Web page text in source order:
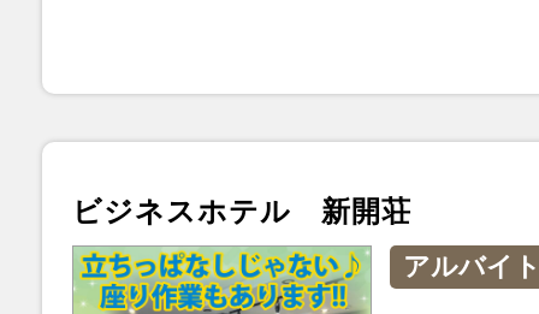
ビジネスホテル 新開荘
アルバイ